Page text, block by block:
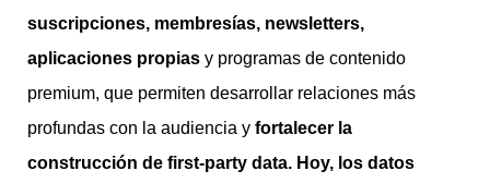
suscripciones, membresías, newsletters,
aplicaciones propias y programas de contenido
premium, que permiten desarrollar relaciones más
profundas con la audiencia y fortalecer la
construcción de first-party data. Hoy, los datos